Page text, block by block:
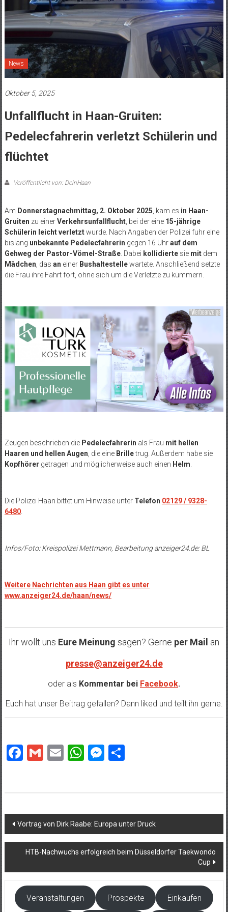
News
Oktober 5, 2025
Unfallflucht in Haan-Gruiten:
Pedelecfahrerin verletzt Schülerin und
flüchtet
Veröffentlicht von: DeinHaan
Am Donnerstagnachmittag, 2. Oktober 2025 , kam es in Haan-
Gruiten zu einerVerkehrsunfallflucht, bei der eine 15-jährige
Schülerin leicht verletztwurde. Nach Angaben der Polizei fuhr eine
bislang unbekannte Pedelecfahrerin gegen 16 Uhrauf dem
Gehweg der Pastor-Vömel-Straße. Dabei kollidiertesie mitdem
Mädchen , das an einer Bushaltestellewartete. Anschließend setzte
die Frau ihre Fahrt fort, ohne sich um die Verletzte zu kümmern.
Zeugen beschrieben die Pedelecfahrerin als Frau mit hellen
Haaren und hellen Augen, die eineBrilletrug. Außerdem habe sie
Kopfhörer getragen und möglicherweise auch einen Helm.
Die Polizei Haan bittet um Hinweise unter Telefon 02129 / 9328-
6480.
Infos/Foto: Kreispolizei Mettmann, Bearbeitunganzeiger24.de: BL
Weitere Nachrichten aus Haan gibt es unter
www.anzeiger24.de/haan/news/
Ihr wollt uns Eure Meinung sagen? Gerne per Mail an
presse@anzeiger24.de
oder als Kommentar bei Facebook.
Euch hat unser Beitrag gefallen? Dann liked und teilt ihn gerne.
Facebook
GmailEmailWhatsApp
Messenger
Beitragsnavigation
Vortrag von Dirk Raabe: Europa unter Druck
HTB-Nachwuchs erfolgreich beim Düsseldorfer Taekwondo
Cup
Veranstaltungen Prospekte Einkaufen